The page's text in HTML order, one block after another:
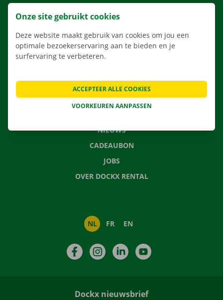
ONZE DIENSTEN
LOCATIES
APP
VERHUISOPLOSSINGEN
CONTACTEER ONS
NIEUWS
CADEAUBON
JOBS
OVER DOCKX RENTAL
NL FR EN
FacebookInstagramLinkedIn
Dockx nieuwsbrief
Onze site gebruikt cookies
Deze website maakt gebruik van cookies om jou een
optimale bezoekerservaring aan te bieden en je
surfervaring te verbeteren.
VOORKEUREN AANPASSEN
ACCEPTEER ALLE COOKIES